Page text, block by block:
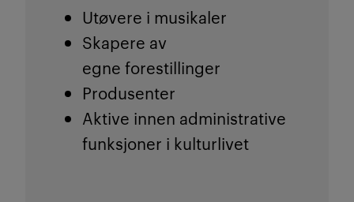
Utøvere i musikaler
Skapere av
egne forestillinger
Produsenter
Aktive innen administrative
funksjoner i kulturlivet